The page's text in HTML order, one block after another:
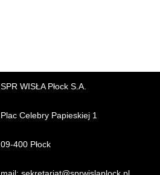
SPR WISŁA Płock S.A.
Plac Celebry Papieskiej 1
09-400 Płock